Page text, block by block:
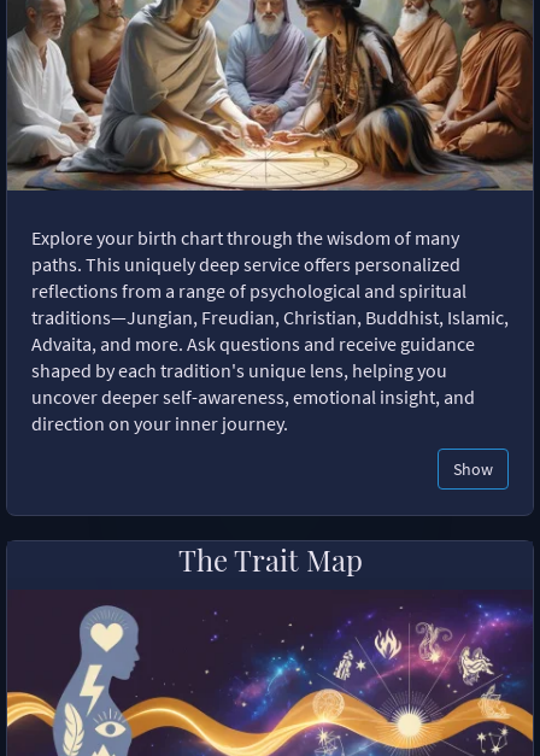
Explore your birth chart through the wisdom of many
paths. This uniquely deep service offers personalized
reflections from a range of psychological and spiritual
traditions—Jungian, Freudian, Christian, Buddhist, Islamic,
Advaita, and more. Ask questions and receive guidance
shaped by each tradition's unique lens, helping you
uncover deeper self-awareness, emotional insight, and
direction on your inner journey.
Show
The Trait Map